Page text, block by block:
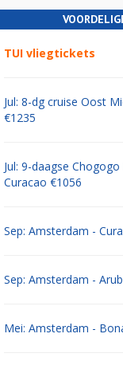
TUI vliegtickets
Jul: 8-dg cruise Oost
€1235
Jul: 9-daagse
Curacao €1056
Sep: Amsterdam -
Sep: Amsterdam -
Mei: Amsterdam -